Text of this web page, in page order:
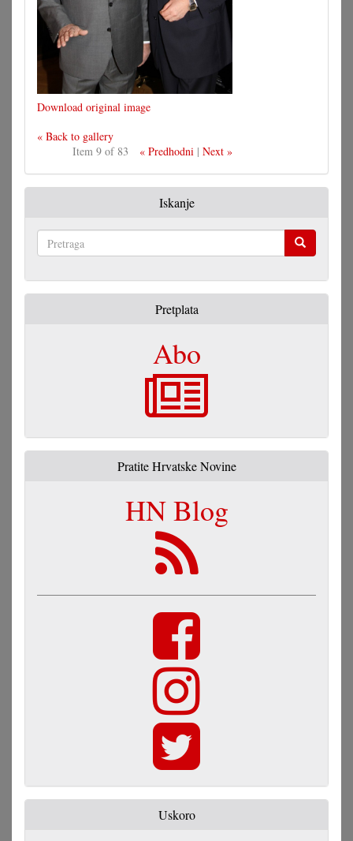
Download original image
« Back to gallery
Item 9 of 83
« Predhodni| Next »
Iskanje
Pretplata
Abo
Pratite Hrvatske Novine
HN Blog
Uskoro